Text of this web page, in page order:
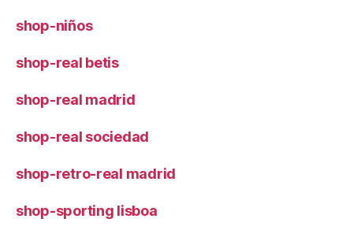
shop-niños
shop-real betis
shop-real madrid
shop-real sociedad
shop-retro-real madrid
shop-sporting lisboa